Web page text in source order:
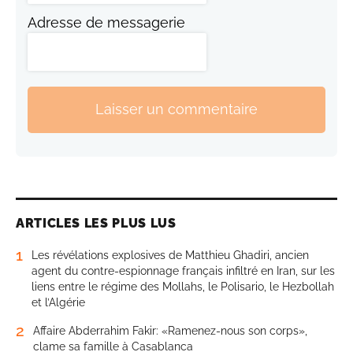
Adresse de messagerie
Laisser un commentaire
ARTICLES LES PLUS LUS
1
Les révélations explosives de Matthieu Ghadiri, ancien
agent du contre-espionnage français infiltré en Iran, sur les
liens entre le régime des Mollahs, le Polisario, le Hezbollah
et l’Algérie
2
Affaire Abderrahim Fakir: «Ramenez-nous son corps»,
clame sa famille à Casablanca